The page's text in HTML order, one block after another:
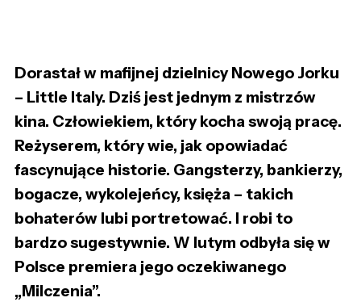
Dorastał w mafijnej dzielnicy Nowego Jorku
– Little Italy. Dziś jest jednym z mistrzów
kina. Człowiekiem, który kocha swoją pracę.
Reżyserem, który wie, jak opowiadać
fascynujące historie. Gangsterzy, bankierzy,
bogacze, wykolejeńcy, księża – takich
bohaterów lubi portretować. I robi to
bardzo sugestywnie. W lutym odbyła się w
Polsce premiera jego oczekiwanego
„Milczenia”.